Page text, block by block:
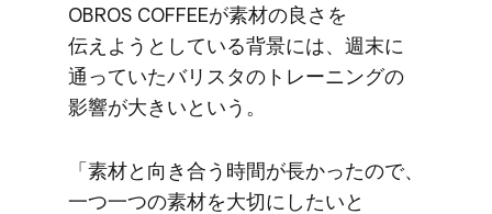
OBROS COFFEEが​素材の​良さを​
伝えようと​している​背景には、​週末に​
通っていた​バリスタの​トレーニングの​
影響が​大きいと​いう。
「素材と​向き合う​時間が​長かったので、​
一つ​一つの​素材を​大切に​したいと​